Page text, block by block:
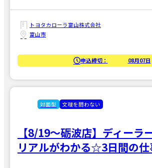
トヨタカローラ富山株式会社
富山市
申込締切： 08月07日
対面型 文理を問わない
【8/19～砺波店】ディーラ
リアルがわかる☆3日間の仕